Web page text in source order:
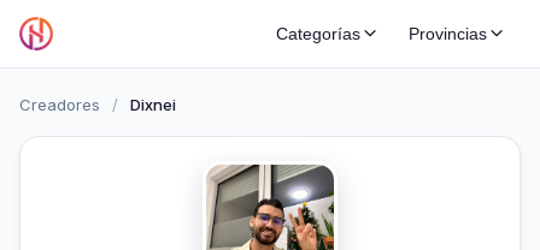
Categorías Provincias
Creadores / Dixnei